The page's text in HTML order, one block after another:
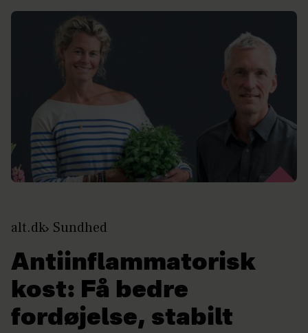
alt.dk Sundhed
Antiinflammatorisk
kost: Få bedre
fordøjelse, stabilt